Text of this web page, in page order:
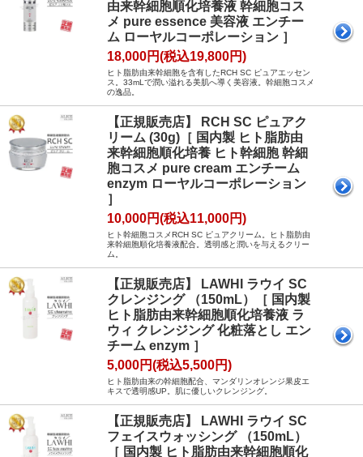
由来幹細胞順化培養液 幹細胞コス
メ pure essence 美容液 エンチー
ム ローヤルコーポレーション ］
18,000円(税込19,800円)
ヒト脂肪由来幹細胞を含有したRCH SC ピュアエッセン
ス。33mLで潤い溢れる美肌へ導く美容液。幹細胞コスメ
の逸品。
【正規販売店】 RCH SC ピュアク
リーム (30g)［ 国内製 ヒト脂肪由
来幹細胞順化培養 ヒト幹細胞 幹細
胞コスメ pure cream エンチーム
enzym ローヤルコーポレーション
］
10,000円(税込11,000円)
ヒト幹細胞コスメRCH SC ピュアクリーム。ヒト脂肪由
来幹細胞順化培養液配合。透明感と潤いを与えるクリー
ム。
【正規販売店】 LAWHI ラウイ SC
クレンジング （150mL）［ 国内製
ヒト脂肪由来幹細胞順化培養液 ラ
ウィ クレンジング 化粧落とし エン
チーム enzym ］
5,000円(税込5,500円)
ヒト脂肪由来の幹細胞配合、マンダリンオレンジ果皮エ
キスで透明感UP。肌に優しいクレンジング。
【正規販売店】 LAWHI ラウイ SC
フェイスウォッシング （150mL）
［ 国内製 ヒト脂肪由来幹細胞順化